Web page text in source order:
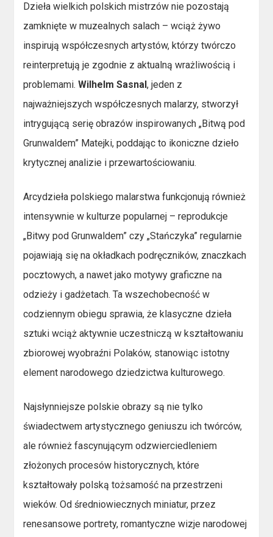
Dzieła wielkich polskich mistrzów nie pozostają
zamknięte w muzealnych salach – wciąż żywo
inspirują współczesnych artystów, którzy twórczo
reinterpretują je zgodnie z aktualną wrażliwością i
problemami.Wilhelm Sasnal, jeden z
najważniejszych współczesnych malarzy, stworzył
intrygującą serię obrazów inspirowanych „Bitwą pod
Grunwaldem” Matejki, poddając to ikoniczne dzieło
krytycznej analizie i przewartościowaniu.
Arcydzieła polskiego malarstwa funkcjonują również
intensywnie w kulturze popularnej – reprodukcje
„Bitwy pod Grunwaldem” czy „Stańczyka” regularnie
pojawiają się na okładkach podręczników, znaczkach
pocztowych, a nawet jako motywy graficzne na
odzieży i gadżetach. Ta wszechobecność w
codziennym obiegu sprawia, że klasyczne dzieła
sztuki wciąż aktywnie uczestniczą w kształtowaniu
zbiorowej wyobraźni Polaków, stanowiąc istotny
element narodowego dziedzictwa kulturowego.
Najsłynniejsze polskie obrazy są nie tylko
świadectwem artystycznego geniuszu ich twórców,
ale również fascynującym odzwierciedleniem
złożonych procesów historycznych, które
kształtowały polską tożsamość na przestrzeni
wieków. Od średniowiecznych miniatur, przez
renesansowe portrety, romantyczne wizje narodowej